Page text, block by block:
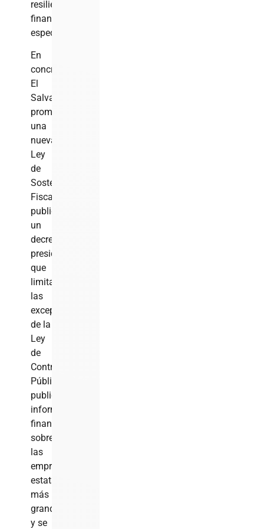
resiliencia
financiera»,
especifican.
En
concreto,
El
Salvador
promulgó
una
nueva
Ley
de
Sostenibilidad
Fiscal,
publicó
un
decreto
presidencia
que
limita
las
excepciones
de la
Ley
de
Contratación
Pública,
publicó
información
financiera
sobre
las
empresas
estatales
más
grandes
y se